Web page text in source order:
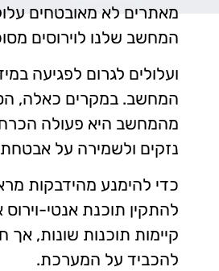
מאתרים לא מאובטחים
המחשב שלנו לוירוסים
ועלולים לגרום לפגיעה
המחשב. במקרים כאלה,
מהמחשב היא פעולה
נזקים ולשמירה על אבטחת
כדי להימנע מהידבקות
להתקין תוכנת אנטי-
קיימות תוכנות שונות, אך
להכביד על המערכת.